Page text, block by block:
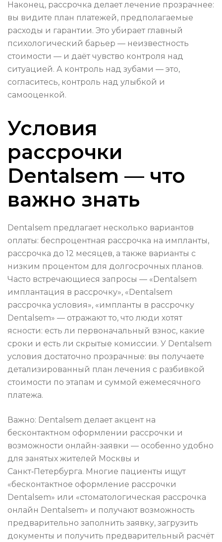
Наконец, рассрочка делает лечение прозрачнее:
вы видите план платежей, предполагаемые
расходы и гарантии. Это убирает главный
психологический барьер — неизвестность
стоимости — и даёт чувство контроля над
ситуацией. А контроль над зубами — это,
согласитесь, контроль над улыбкой и
самооценкой.
Условия
рассрочки
Dentalsem — что
важно знать
Dentalsem предлагает несколько вариантов
оплаты: беспроцентная рассрочка на импланты,
рассрочка до 12 месяцев, а также варианты с
низким процентом для долгосрочных планов.
Часто встречающиеся запросы — «Dentalsem
имплантация в рассрочку», «Dentalsem
рассрочка условия», «импланты в рассрочку
Dentalsem» — отражают то, что люди хотят
ясности: есть ли первоначальный взнос, какие
сроки и есть ли скрытые комиссии. У Dentalsem
условия достаточно прозрачные: вы получаете
детализированный план лечения с разбивкой
стоимости по этапам и суммой ежемесячного
платежа.
Важно: Dentalsem делает акцент на
бесконтактном оформлении рассрочки и
возможности онлайн-заявки — особенно удобно
для занятых жителей Москвы и
Санкт‑Петербурга. Многие пациенты ищут
«бесконтактное оформление рассрочки
Dentalsem» или «стоматологическая рассрочка
онлайн Dentalsem» и получают возможность
предварительно заполнить заявку, загрузить
документы и получить предварительный расчёт